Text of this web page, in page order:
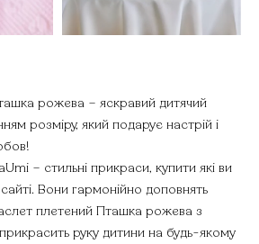
рожева – яскравий дитячий
розміру, який подарує настрій і
– стильні прикраси, купити які ви
Вони гармонійно доповнять
плетений Пташка рожева з
руку дитини на будь-якому